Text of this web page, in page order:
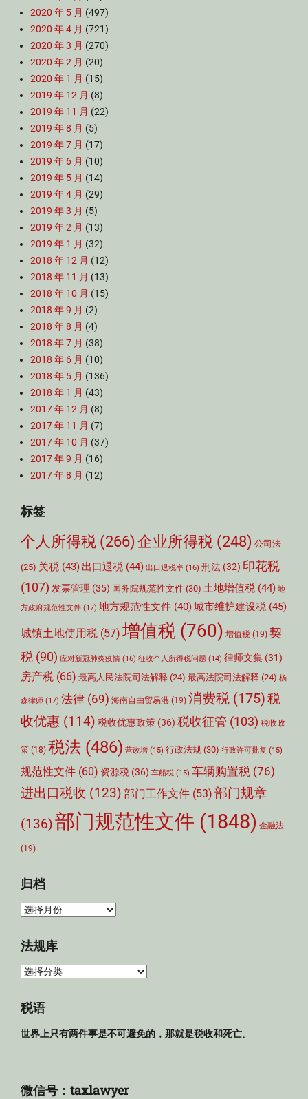
2020 年 5 月 (497)
2020 年 4 月 (721)
2020 年 3 月 (270)
2020 年 2 月 (20)
2020 年 1 月 (15)
2019 年 12 月 (8)
2019 年 11 月 (22)
2019 年 8 月 (5)
2019 年 7 月 (17)
2019 年 6 月 (10)
2019 年 5 月 (14)
2019 年 4 月 (29)
2019 年 3 月 (5)
2019 年 2 月 (13)
2019 年 1 月 (32)
2018 年 12 月 (12)
2018 年 11 月 (13)
2018 年 10 月 (15)
2018 年 9 月 (2)
2018 年 8 月 (4)
2018 年 7 月 (38)
2018 年 6 月 (10)
2018 年 5 月 (136)
2018 年 1 月 (43)
2017 年 12 月 (8)
2017 年 11 月 (7)
2017 年 10 月 (37)
2017 年 9 月 (16)
2017 年 8 月 (12)
标签
个人所得税 (266) 企业所得税 (248) 公司法
(25) 关税 (43) 出口退税 (44) 出口退税率 (16) 刑法 (32) 印花税
(107) 发票管理 (35) 国务院规范性文件 (30) 土地增值税 (44) 地
方政府规范性文件 (17) 地方规范性文件 (40)城市维护建设税 (45)
城镇土地使用税 (57) 增值税 (760) 增值税 (19) 契
税 (90) 应对新冠肺炎疫情 (16) 征收个人所得税问题 (14) 律师文集 (31)
房产税 (66) 最高人民法院司法解释 (24) 最高法院司法解释 (24) 杨
森律师 (17) 法律 (69) 海南自由贸易港 (19) 消费税 (175)税
收优惠 (114) 税收优惠政策 (36) 税收征管 (103) 税收政
策 (18) 税法 (486) 营改增 (15) 行政法规 (30) 行政许可批复 (15)
规范性文件 (60) 资源税 (36) 车船税 (15) 车辆购置税 (76)
进出口税收 (123) 部门工作文件 (53) 部门规章
(136)部门规范性文件 (1848) 金融法
(19)
归档
归
法规库
法
库
税语
世界上只有两件事是不可避免的，那就是税收和死亡。
微信号：taxlawyer